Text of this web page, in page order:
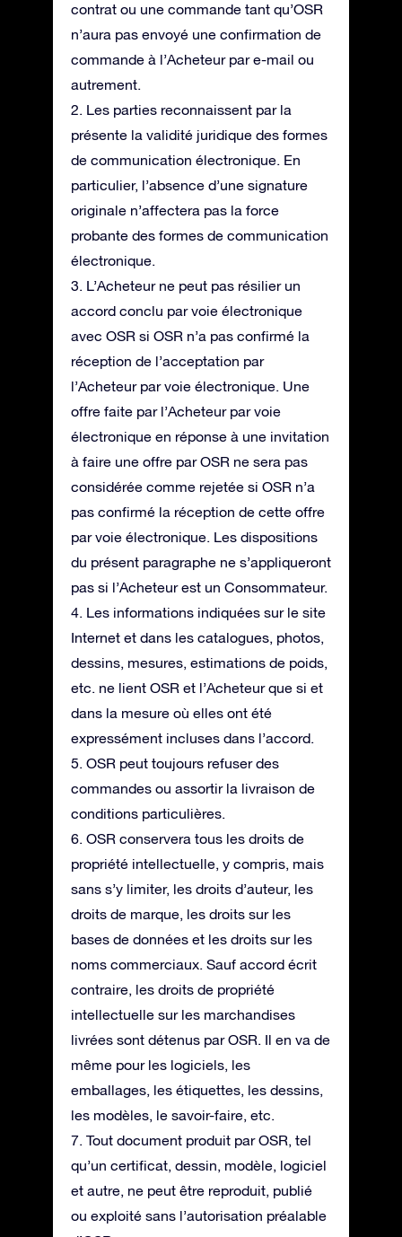
contrat ou une commande tant qu’OSR
n’aura pas envoyé une confirmation de
commande à l’Acheteur par e-mail ou
autrement.
2. Les parties reconnaissent par la
présente la validité juridique des formes
de communication électronique. En
particulier, l’absence d’une signature
originale n’affectera pas la force
probante des formes de communication
électronique.
3. L’Acheteur ne peut pas résilier un
accord conclu par voie électronique
avec OSR si OSR n’a pas confirmé la
réception de l’acceptation par
l’Acheteur par voie électronique. Une
offre faite par l’Acheteur par voie
électronique en réponse à une invitation
à faire une offre par OSR ne sera pas
considérée comme rejetée si OSR n’a
pas confirmé la réception de cette offre
par voie électronique. Les dispositions
du présent paragraphe ne s’appliqueront
pas si l’Acheteur est un Consommateur.
4. Les informations indiquées sur le site
Internet et dans les catalogues, photos,
dessins, mesures, estimations de poids,
etc. ne lient OSR et l’Acheteur que si et
dans la mesure où elles ont été
expressément incluses dans l’accord.
5. OSR peut toujours refuser des
commandes ou assortir la livraison de
conditions particulières.
6. OSR conservera tous les droits de
propriété intellectuelle, y compris, mais
sans s’y limiter, les droits d’auteur, les
droits de marque, les droits sur les
bases de données et les droits sur les
noms commerciaux. Sauf accord écrit
contraire, les droits de propriété
intellectuelle sur les marchandises
livrées sont détenus par OSR. Il en va de
même pour les logiciels, les
emballages, les étiquettes, les dessins,
les modèles, le savoir-faire, etc.
7. Tout document produit par OSR, tel
qu’un certificat, dessin, modèle, logiciel
et autre, ne peut être reproduit, publié
ou exploité sans l’autorisation préalable